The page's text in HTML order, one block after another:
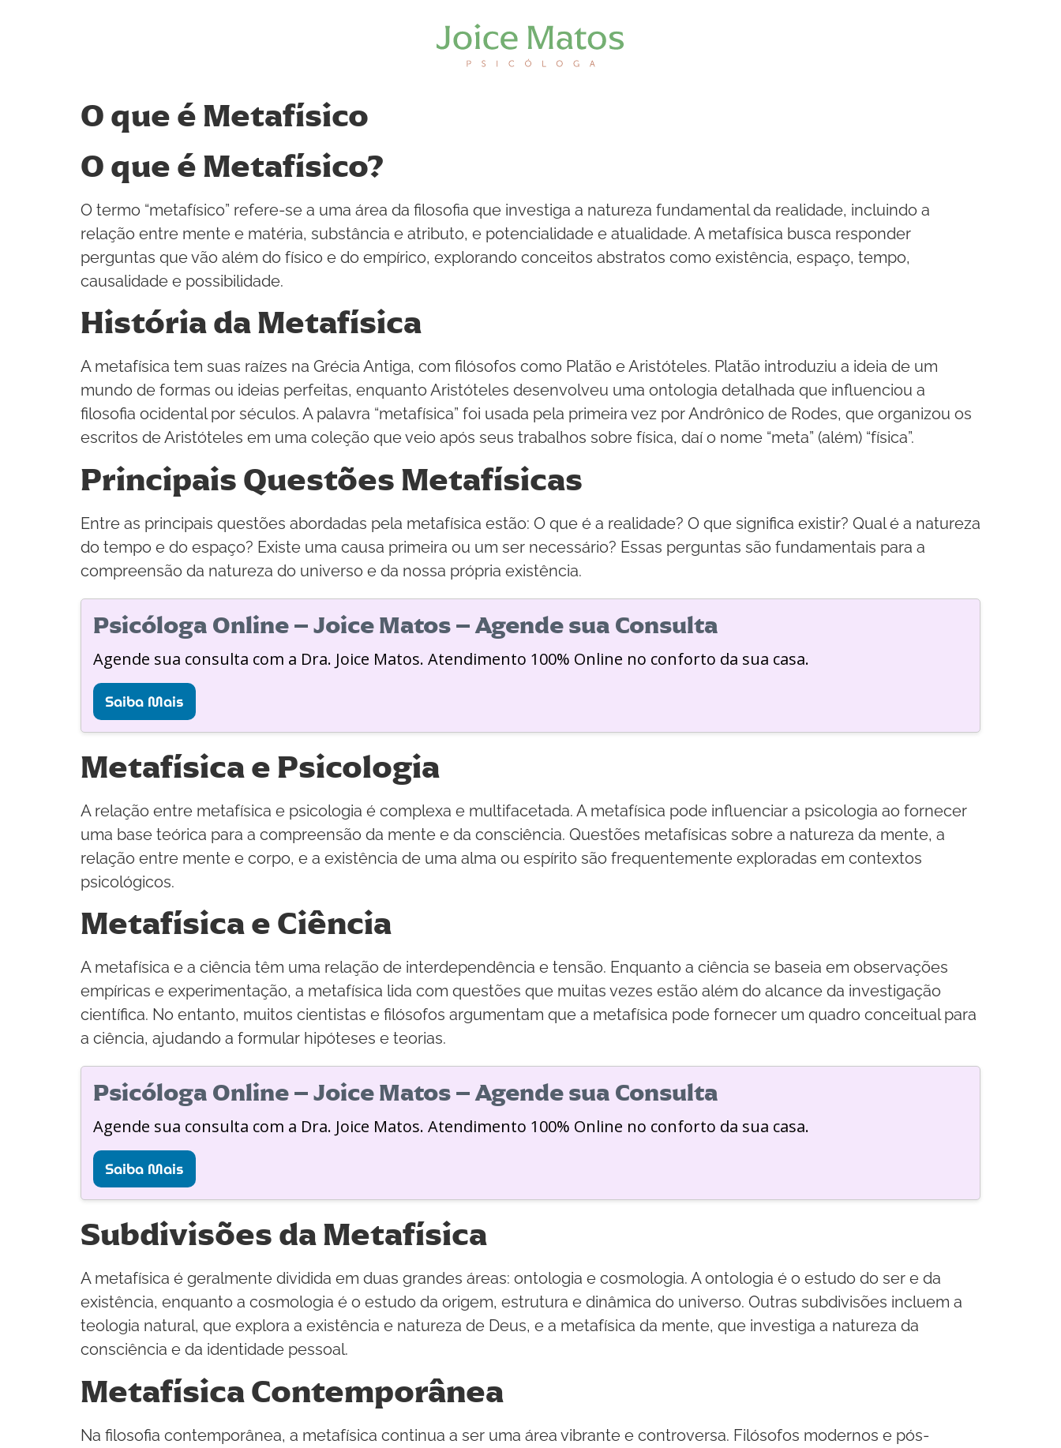
O que é Metafísico
O que é Metafísico?
O termo “metafísico” refere-se a uma área da filosofia que investiga a natureza fundamental da realidade, incluindo a
relação entre mente e matéria, substância e atributo, e potencialidade e atualidade. A metafísica busca responder
perguntas que vão além do físico e do empírico, explorando conceitos abstratos como existência, espaço, tempo,
causalidade e possibilidade.
História da Metafísica
A metafísica tem suas raízes na Grécia Antiga, com filósofos como Platão e Aristóteles. Platão introduziu a ideia de um
mundo de formas ou ideias perfeitas, enquanto Aristóteles desenvolveu uma ontologia detalhada que influenciou a
filosofia ocidental por séculos. A palavra “metafísica” foi usada pela primeira vez por Andrônico de Rodes, que organizou os
escritos de Aristóteles em uma coleção que veio após seus trabalhos sobre física, daí o nome “meta” (além) “física”.
Principais Questões Metafísicas
Entre as principais questões abordadas pela metafísica estão: O que é a realidade? O que significa existir? Qual é a natureza
do tempo e do espaço? Existe uma causa primeira ou um ser necessário? Essas perguntas são fundamentais para a
compreensão da natureza do universo e da nossa própria existência.
Psicóloga Online – Joice Matos – Agende sua Consulta
Agende sua consulta com a Dra. Joice Matos. Atendimento 100% Online no conforto da sua casa.
Saiba Mais
Metafísica e Psicologia
A relação entre metafísica e psicologia é complexa e multifacetada. A metafísica pode influenciar a psicologia ao fornecer
uma base teórica para a compreensão da mente e da consciência. Questões metafísicas sobre a natureza da mente, a
relação entre mente e corpo, e a existência de uma alma ou espírito são frequentemente exploradas em contextos
psicológicos.
Metafísica e Ciência
A metafísica e a ciência têm uma relação de interdependência e tensão. Enquanto a ciência se baseia em observações
empíricas e experimentação, a metafísica lida com questões que muitas vezes estão além do alcance da investigação
científica. No entanto, muitos cientistas e filósofos argumentam que a metafísica pode fornecer um quadro conceitual para
a ciência, ajudando a formular hipóteses e teorias.
Psicóloga Online – Joice Matos – Agende sua Consulta
Agende sua consulta com a Dra. Joice Matos. Atendimento 100% Online no conforto da sua casa.
Saiba Mais
Subdivisões da Metafísica
A metafísica é geralmente dividida em duas grandes áreas: ontologia e cosmologia. A ontologia é o estudo do ser e da
existência, enquanto a cosmologia é o estudo da origem, estrutura e dinâmica do universo. Outras subdivisões incluem a
teologia natural, que explora a existência e natureza de Deus, e a metafísica da mente, que investiga a natureza da
consciência e da identidade pessoal.
Metafísica Contemporânea
Na filosofia contemporânea, a metafísica continua a ser uma área vibrante e controversa. Filósofos modernos e pós-